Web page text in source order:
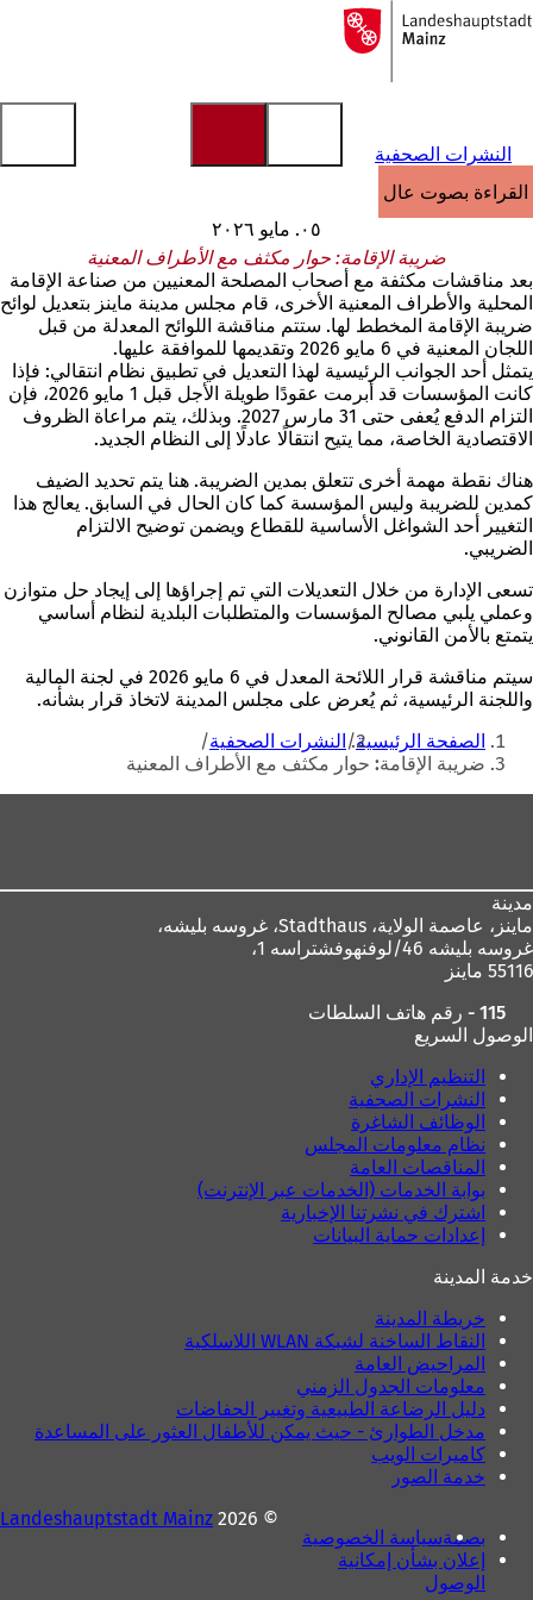
الانتقال إلى المحتوى
إلى
الصفحة
النشرات الصحفية
القراءة بصوت عالٍ
٠٥. مايو ٢٠٢٦
ضريبة الإقامة: حوار مكثف مع الأطراف المعنية
بعد مناقشات مكثفة مع أصحاب المصلحة المعنيين من صناعة الإقامة
المحلية والأطراف المعنية الأخرى، قام مجلس مدينة ماينز بتعديل لوائح
ضريبة الإقامة المخطط لها. ستتم مناقشة اللوائح المعدلة من قبل
اللجان المعنية في 6 مايو 2026 وتقديمها للموافقة عليها.
يتمثل أحد الجوانب الرئيسية لهذا التعديل في تطبيق نظام انتقالي: فإذا
كانت المؤسسات قد أبرمت عقودًا طويلة الأجل قبل 1 مايو 2026، فإن
التزام الدفع يُعفى حتى 31 مارس 2027. وبذلك، يتم مراعاة الظروف
الاقتصادية الخاصة، مما يتيح انتقالًا عادلًا إلى النظام الجديد.
هناك نقطة مهمة أخرى تتعلق بمدين الضريبة. هنا يتم تحديد الضيف
كمدين للضريبة وليس المؤسسة كما كان الحال في السابق. يعالج هذا
التغيير أحد الشواغل الأساسية للقطاع ويضمن توضيح الالتزام
الضريبي.
تسعى الإدارة من خلال التعديلات التي تم إجراؤها إلى إيجاد حل متوازن
وعملي يلبي مصالح المؤسسات والمتطلبات البلدية لنظام أساسي
يتمتع بالأمن القانوني.
سيتم مناقشة قرار اللائحة المعدل في 6 مايو 2026 في لجنة المالية
واللجنة الرئيسية، ثم يُعرض على مجلس المدينة لاتخاذ قرار بشأنه.
أنت
هنا
الصفحة الرئيسية
النشرات الصحفية
ضريبة الإقامة: حوار مكثف مع الأطراف المعنية
مدينة
ماينز، عاصمة الولاية،
غروسه بليشه 46/لوفنهوفشتراسه 1،
55116 ماينز
115 - رقم هاتف السلطات
الوصول السريع
التنظيم الإداري
النشرات الصحفية
الوظائف الشاغرة
نظام معلومات المجلس
المناقصات العامة
بوابة الخدمات (الخدمات عبر الإنترنت)
اشترك في نشرتنا الإخبارية
إعدادات حماية البيانات
خدمة المدينة
خريطة المدينة
النقاط الساخنة لشبكة WLAN اللاسلكية
المراحيض العامة
معلومات الجدول الزمني
دليل الرضاعة الطبيعية وتغيير الحفاضات
مدخل الطوارئ - حيث يمكن للأطفال العثور على المساعدة
كاميرات الويب
خدمة الصور
بصمةسياسة الخصوصية
إعلان بشأن إمكانية
الوصول
© 2026
Landeshauptstadt Mainz